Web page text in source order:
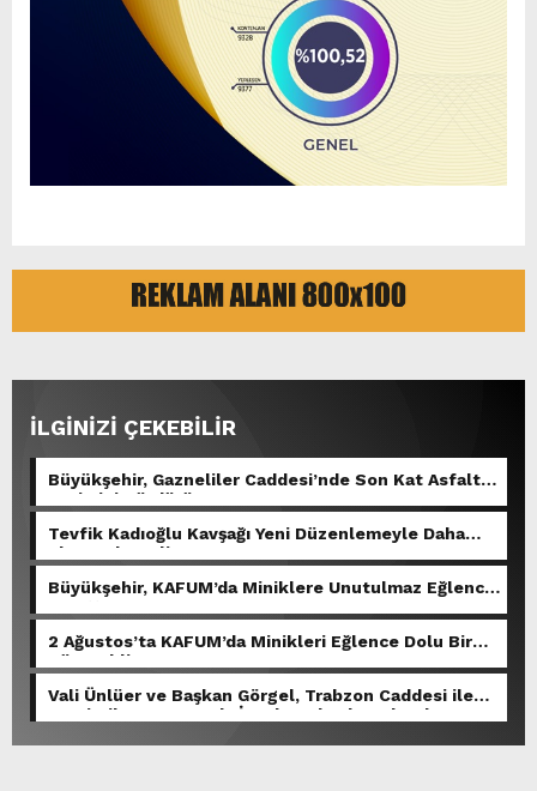
İLGİNİZİ ÇEKEBİLİR
Büyükşehir, Gazneliler Caddesi’nde Son Kat Asfalt
Serimini Sürdürüyor.
Tevfik Kadıoğlu Kavşağı Yeni Düzenlemeyle Daha
Akıcı Hale Geliyor.
Büyükşehir, KAFUM’da Miniklere Unutulmaz Eğlence
2 Ağustos’ta KAFUM’da Minikleri Eğlence Dolu Bir
Gün Bekliyor.
Vali Ünlüer ve Başkan Görgel, Trabzon Caddesi ile
Demirciler Çarşısı’nda İncelemelerde Bulundu.